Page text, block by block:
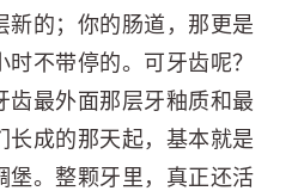
新的；你的肠道，那更是
不带停的。可牙齿呢？
齿最外面那层牙釉质和最
长成的那天起，基本就是
堡。整颗牙里，真正还活